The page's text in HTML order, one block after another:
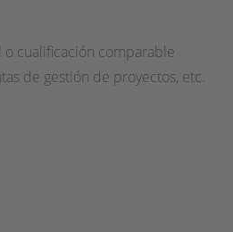
cualificación comparable
de gestión de proyectos, etc.